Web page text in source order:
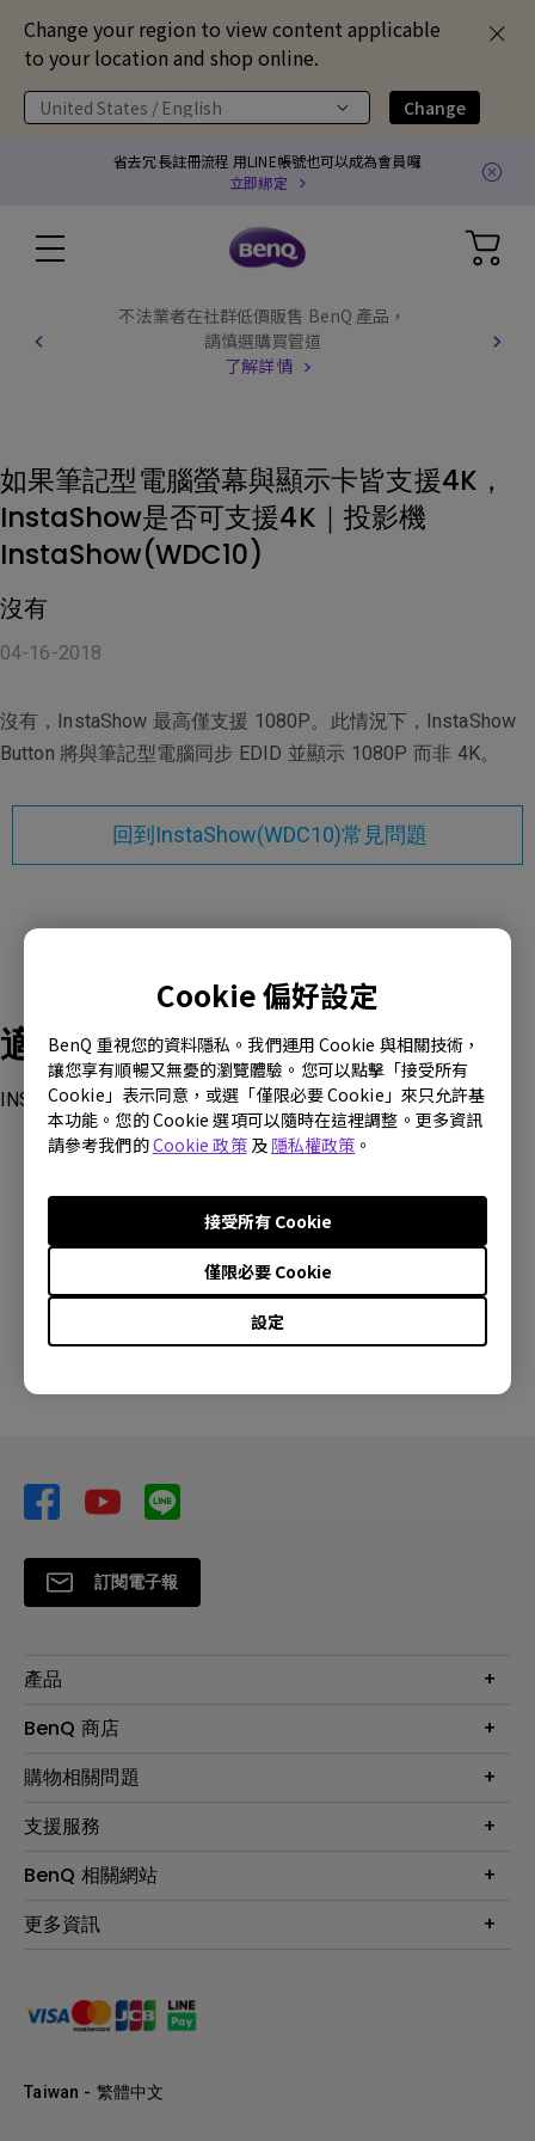
Change your region to view content applicable
to your location and shop online.
United States / English Change
Cookie 偏好設定
BenQ 重視您的資料隱私。我們運用 Cookie 與相關技術，
讓您享有順暢又無憂的瀏覽體驗。您可以點擊「接受所有
Cookie」表示同意，或選「僅限必要 Cookie」來只允許基
本功能。您的 Cookie 選項可以隨時在這裡調整。更多資訊
請參考我們的Cookie 政策及 隱私權政策 。
設定
僅限必要 Cookie
接受所有 Cookie
省去冗長註冊流程 用LINE帳號也可以成為會員囉
立即綁定
不法業者在社群低價販售 BenQ 產品，
請慎選購買管道
了解詳情
如果筆記型電腦螢幕與顯示卡皆支援4K，
InstaShow是否可支援4K｜投影機
InstaShow(WDC10)
沒有
04-16-2018
沒有，InstaShow 最高僅支援 1080P。此情況下，InstaShow
Button 將與筆記型電腦同步 EDID 並顯示 1080P 而非 4K。
回到InstaShow(WDC10)常見問題
適用產品型號
INSTASHOW-WDC10
這篇文章是否對您有幫助?
訂閱電子報
產品
大型液晶
投影機
智慧照明
專業拍物視訊鏡頭
BenQ 商店
最新產品與活動
尋找銷售據點
會員綁定LINE教學
購物相關問題
第一次購物就上手
延長保固購買
贈品兌換網站首頁
支援服務
服務公告
保固條例
手冊與軟體下載
產品常見問題
BenQ 相關網站
專業商用解決方案
BenQ 大娛樂家
更多資訊
永續發展
產品碳足跡報告
明基基金會
Taiwan - 繁體中文